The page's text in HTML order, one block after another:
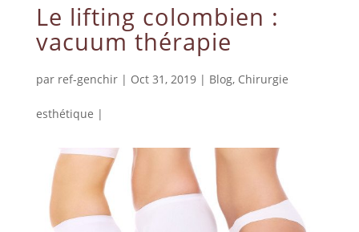
Le lifting colombien :
vacuum thérapie
par ref-genchir| Oct 31, 2019| Blog, Chirurgie
esthétique |